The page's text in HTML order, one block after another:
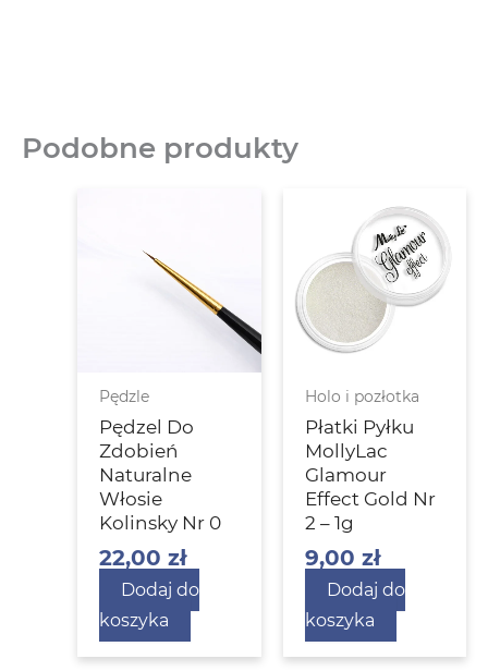
Podobne produkty
Pędzle
Pędzel Do
Zdobień
Naturalne
Włosie
Kolinsky Nr 0
22,00zł
Dodaj do
koszyka
Holo i pozłotka
Płatki Pyłku
MollyLac
Glamour
Effect Gold Nr
2 – 1g
9,00 zł
Dodaj do
koszyka